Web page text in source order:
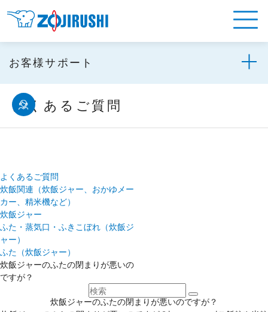
お客様サポート
よくあるご質問
よくあるご質問
炊飯関連（炊飯ジャー、おかゆメー
カー、精米機など）
炊飯ジャー
ふた・蒸気口・ふきこぼれ（炊飯ジ
ャー）
ふた（炊飯ジャー）
炊飯ジャーのふたの閉まりが悪いの
ですが？
炊飯ジャーのふたの閉まりが悪いのですが？